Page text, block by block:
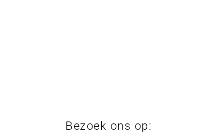
Bezoek ons op: